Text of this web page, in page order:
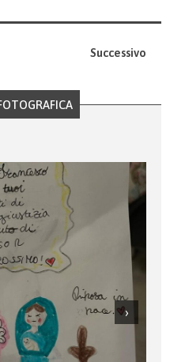
Successivo